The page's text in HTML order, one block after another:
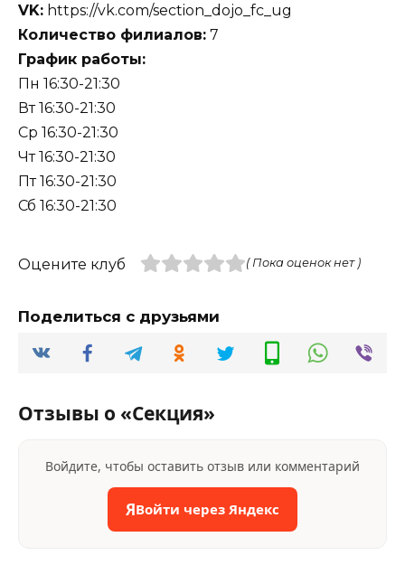
VK: https://vk.com/section_dojo_fc_ug
Количество филиалов: 7
График работы:
Пн 16:30-21:30
Вт 16:30-21:30
Ср 16:30-21:30
Чт 16:30-21:30
Пт 16:30-21:30
Сб 16:30-21:30
Оцените клуб ( Пока оценок нет )
Поделиться с друзьями
Отзывы о «Секция»
Войдите, чтобы оставить отзыв или комментарий
ЯВойти через Яндекс